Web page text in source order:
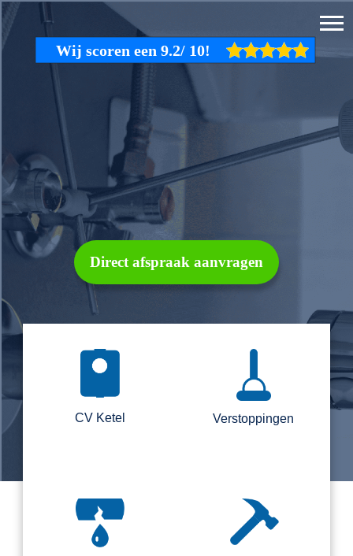
Direct afspraak aanvragen
CV Ketel Verstoppingen